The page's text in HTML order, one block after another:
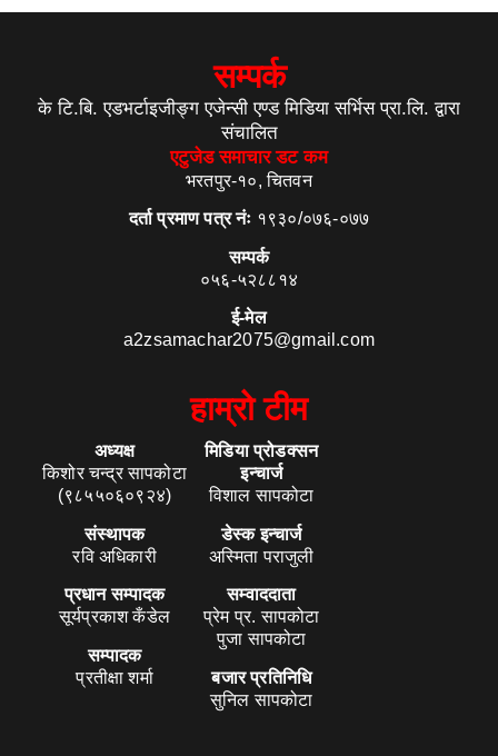
सम्पर्क
के टि.बि. एडभर्टाइजीङ्ग एजेन्सी एण्ड मिडिया सर्भिस प्रा.लि. द्वारा
संचालित
एटुजेड समाचार डट कम
भरतपुर-१०, चितवन
दर्ता प्रमाण पत्र नंः १९३०/०७६-०७७
सम्पर्क
०५६-५२८८१४
ई-मेल
a2zsamachar2075@gmail.com
हाम्रो टीम
अध्यक्ष
किशोर चन्द्र सापकोटा
(९८५५०६०९२४)
संस्थापक
रवि अधिकारी
प्रधान सम्पादक
सूर्यप्रकाश कँडेल
सम्पादक
प्रतीक्षा शर्मा
मिडिया प्रोडक्सन
इन्चार्ज
विशाल सापकोटा
डेस्क इन्चार्ज
अस्मिता पराजुली
सम्वाददाता
प्रेम प्र. सापकोटा
पुजा सापकोटा
बजार प्रतिनिधि
सुनिल सापकोटा